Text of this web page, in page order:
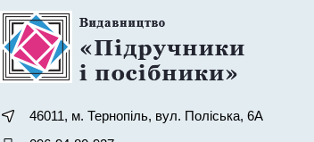
46011, м. Тернопіль, вул. Поліська, 6А